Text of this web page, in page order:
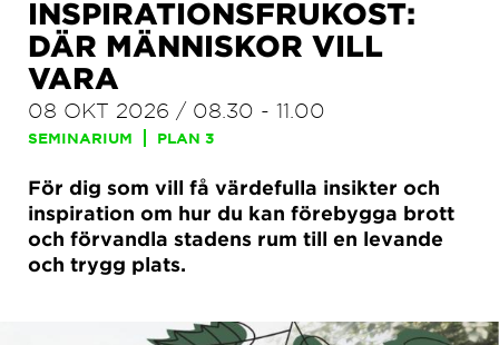
INSPIRATIONSFRUKOST:
DÄR MÄNNISKOR VILL
VARA
08 OKT 2026 / 08.30 - 11.00
SEMINARIUM PLAN 3
För dig som vill få värdefulla insikter och
inspiration om hur du kan förebygga brott
och förvandla stadens rum till en levande
och trygg plats.